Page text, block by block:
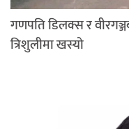
गणपति डिलक्स र
त्रिशुलीमा खस्यो